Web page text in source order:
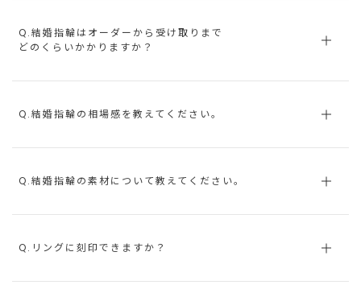
Q.結婚指輪はオーダーから受け取りまで
どのくらいかかりますか？
Q.結婚指輪の相場感を教えてください。
Q.結婚指輪の素材について教えてください。
Q.リングに刻印できますか？